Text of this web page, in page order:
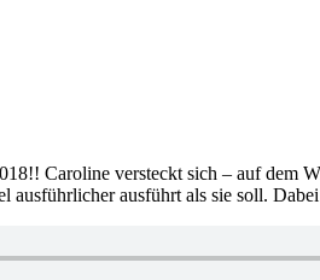
Caroline versteckt sich – auf dem
ausführlicher ausführt als sie soll.